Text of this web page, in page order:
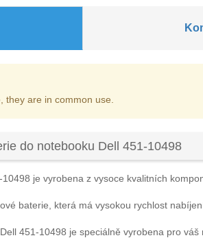
they are in common use.
do notebooku Dell 451-10498
10498 je vyrobena z vysoce kvalitních
baterie, která má vysokou rychlost
451-10498 je speciálně vyrobena pro váš